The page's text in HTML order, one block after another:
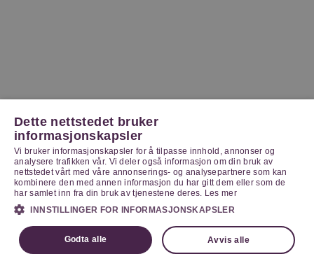
Dette nettstedet bruker
informasjonskapsler
Vi bruker informasjonskapsler for å tilpasse innhold, annonser og
analysere trafikken vår. Vi deler også informasjon om din bruk av
nettstedet vårt med våre annonserings- og analysepartnere som kan
kombinere den med annen informasjon du har gitt dem eller som de
har samlet inn fra din bruk av tjenestene deres. Les mer
INNSTILLINGER FOR INFORMASJONSKAPSLER
Godta alle Avvis alle